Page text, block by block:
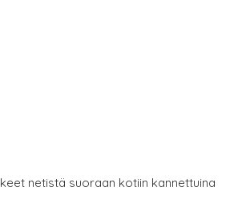
netistä suoraan kotiin kannettuina